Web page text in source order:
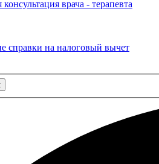
врача - терапевта
справки на налоговый вычет